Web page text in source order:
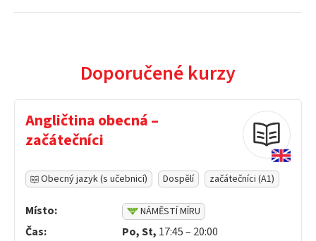
Doporučené kurzy
Angličtina obecná –
začátečníci
Obecný jazyk (s učebnicí) Dospělí začátečníci (A1)
Místo: NÁMĚSTÍ MÍRU
Čas: Po, St, 17:45 – 20:00